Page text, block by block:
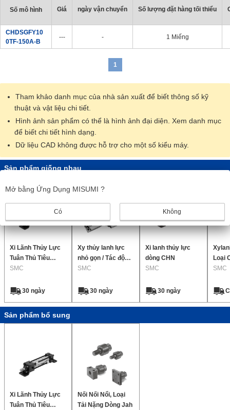
Số mô hình Giá ngày vận chuyển Số lượng đặt hàng tối thiểu
CHDSGFY10
0TF-150A-B
--- - 1 Miếng
1
Tham khảo danh mục của nhà sản xuất để biết thông số kỹ
thuật và vật liệu chi tiết.
Hình ảnh sản phẩm có thể là hình ảnh đại diện. Xem danh mục
để biết chi tiết hình dạng.
Dữ liệu CAD không được hỗ trợ cho một số kiểu máy.
Sản phẩm giống nhau
Xi Lãnh Thủy Lực
Tuân Thủ Tiêu
Chuẩn Jis, Tác
Đơn Ch2E / Ch2F /
SMC
30 ngày
Xy thủy lanh lực
nhỏ gọn / Tác động
kép, Thanh đơn Sê-
SMC
30 ngày
Xi lanh thủy lực
dòng CHN
SMC
30 ngày
Loại
Đơn
SMC
Sản phẩm bổ sung
Xi Lãnh Thủy Lực
Tuân Thủ Tiêu
Nối Nối Nổi, Loại
Tải Nặng Dòng Jah
Mở bằng Ứng Dụng MISUMI ?
Có Không